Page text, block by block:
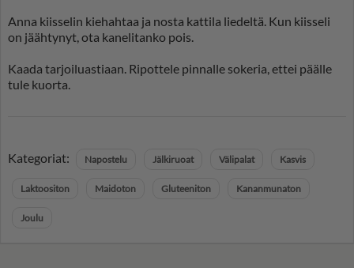
Anna kiisselin kiehahtaa ja nosta kattila liedeltä. Kun kiisseli
on jäähtynyt, ota kanelitanko pois.
Kaada tarjoiluastiaan. Ripottele pinnalle sokeria, ettei päälle
tule kuorta.
Kategoriat: Napostelu Jälkiruoat Välipalat Kasvis
Laktoositon Maidoton Gluteeniton Kananmunaton
Joulu